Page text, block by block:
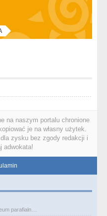
na naszym portalu chronione
je na własny użytek.
zysku bez zgody redakcji i
adwokata!
parafialn…